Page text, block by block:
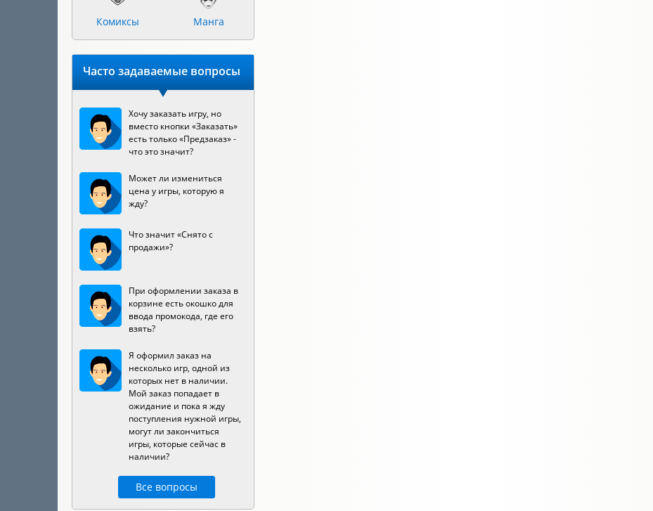
Комиксы Манга
Часто задаваемые вопросы
Хочу заказать игру, но
вместо кнопки «Заказать»
есть только «Предзаказ» -
что это значит?
Может ли измениться
цена у игры, которую я
жду?
Что значит «Снято с
продажи»?
При оформлении заказа в
корзине есть окошко для
ввода промокода, где его
взять?
Я оформил заказ на
несколько игр, одной из
которых нет в наличии.
Мой заказ попадает в
ожидание и пока я жду
поступления нужной игры,
могут ли закончиться
игры, которые сейчас в
наличии?
Все вопросы